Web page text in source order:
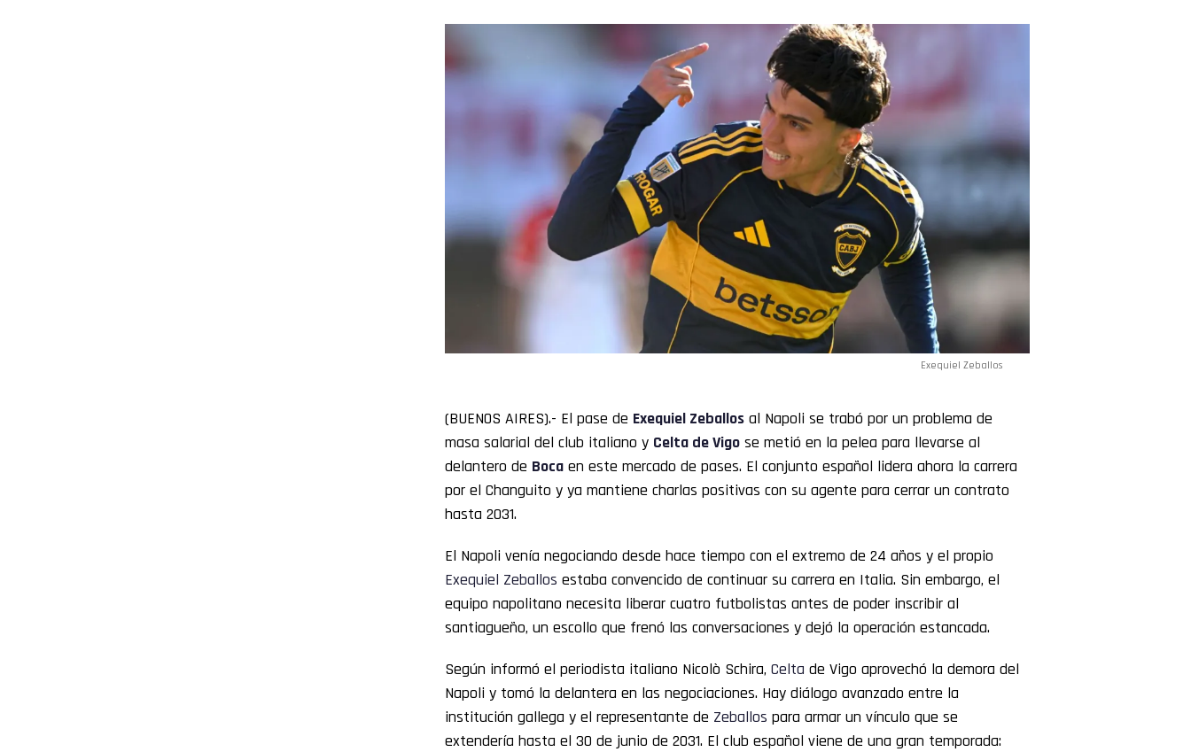
Exequiel Zeballos
(BUENOS AIRES).- El pase de Exequiel Zeballos al Napoli se trabó por un problema de
masa salarial del club italiano y Celta de Vigo se metió en la pelea para llevarse al
delantero de Boca en este mercado de pases. El conjunto español lidera ahora la carrera
por el Changuito y ya mantiene charlas positivas con su agente para cerrar un contrato
hasta 2031.
El Napoli venía negociando desde hace tiempo con el extremo de 24 años y el propio
Exequiel Zeballos estaba convencido de continuar su carrera en Italia. Sin embargo, el
equipo napolitano necesita liberar cuatro futbolistas antes de poder inscribir al
santiagueño, un escollo que frenó las conversaciones y dejó la operación estancada.
Según informó el periodista italiano Nicolò Schira, Celta de Vigo aprovechó la demora del
Napoli y tomó la delantera en las negociaciones. Hay diálogo avanzado entre la
institución gallega y el representante de Zeballos para armar un vínculo que se
extendería hasta el 30 de junio de 2031. El club español viene de una gran temporada: